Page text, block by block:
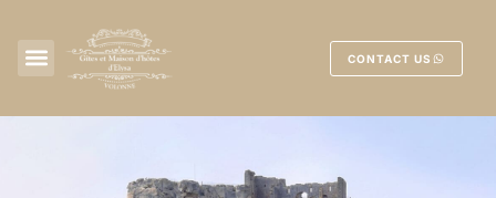
CONTACT US